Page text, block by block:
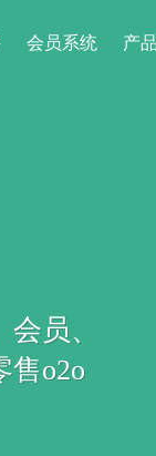
会员系统 产
员、
售o2o